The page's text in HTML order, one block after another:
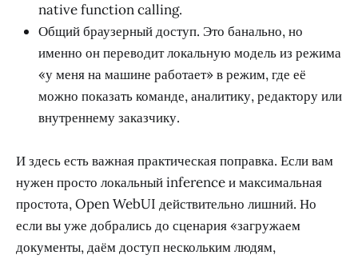
native function calling.
Общий браузерный доступ. Это банально, но
именно он переводит локальную модель из режима
«у меня на машине работает» в режим, где её
можно показать команде, аналитику, редактору или
внутреннему заказчику.
И здесь есть важная практическая поправка. Если вам
нужен просто локальный inference и максимальная
простота, Open WebUI действительно лишний. Но
если вы уже добрались до сценария «загружаем
документы, даём доступ нескольким людям,